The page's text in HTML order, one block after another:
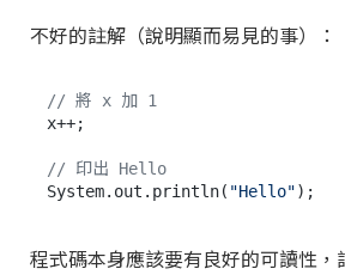
不好的註解（說明顯而易見的事）：
// 將 x 加 1
x++;
// 印出 Hello
System.out.println( "Hello"
程式碼本身應該要有良好的可讀性，